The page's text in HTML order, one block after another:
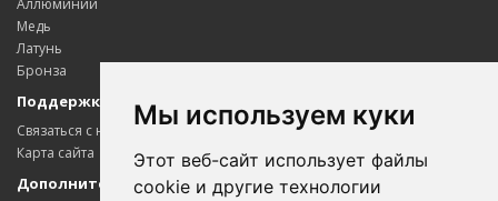
Мы используем куки
Этот веб-сайт использует файлы
cookie и другие технологии
Аллюминий
Медь
Латунь
Бронза
Поддержка клиентов
Связаться с нами
Карта сайта
Дополнительно